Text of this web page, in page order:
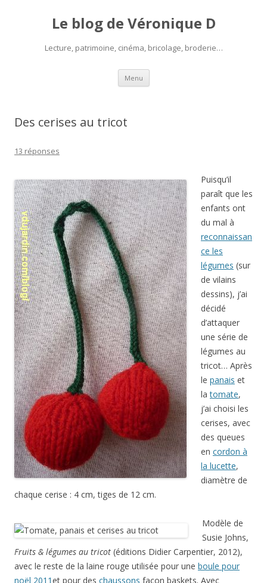
Le blog de Véronique D
Lecture, patrimoine, cinéma, bricolage, broderie…
Menu Aller
contenu
Des cerises au tricot
13 réponses
Puisqu’il
paraît que les
enfants ont
du mal à
reconnaissan
ce les
légumes (sur
de vilains
dessins), j’ai
décidé
d’attaquer
une série de
légumes au
tricot… Après
le panais et
latomate,
j’ai choisi les
cerises, avec
des queues
en cordon à
la lucette,
diamètre de
chaque cerise : 4 cm, tiges de 12 cm.
Modèle de
Susie Johns,
Fruits & légumes au tricot (éditions Didier Carpentier, 2012),
avec le reste de la laine rouge utilisée pour une boule pour
noël 2011et pour des chaussons façon baskets. Avec